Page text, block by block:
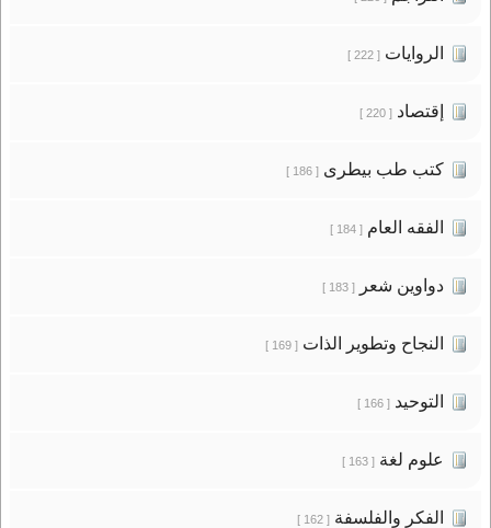
الروايات[ 222 ]
إقتصاد[ 220 ]
كتب طب بيطرى[ 186 ]
الفقه العام[ 184 ]
دواوين شعر[ 183 ]
النجاح وتطوير الذات[ 169 ]
التوحيد[ 166 ]
علوم لغة[ 163 ]
الفكر والفلسفة[ 162 ]